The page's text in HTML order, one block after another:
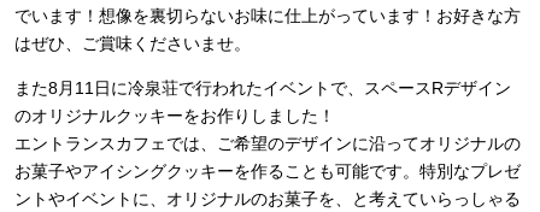
でいます！想像を裏切らないお味に仕上がっています！お好きな方
はぜひ、ご賞味くださいませ。
また8月11日に冷泉荘で行われたイベントで、スペースRデザイン
のオリジナルクッキーをお作りしました！
エントランスカフェでは、ご希望のデザインに沿ってオリジナルの
お菓子やアイシングクッキーを作ることも可能です。特別なプレゼ
ントやイベントに、オリジナルのお菓子を、と考えていらっしゃる